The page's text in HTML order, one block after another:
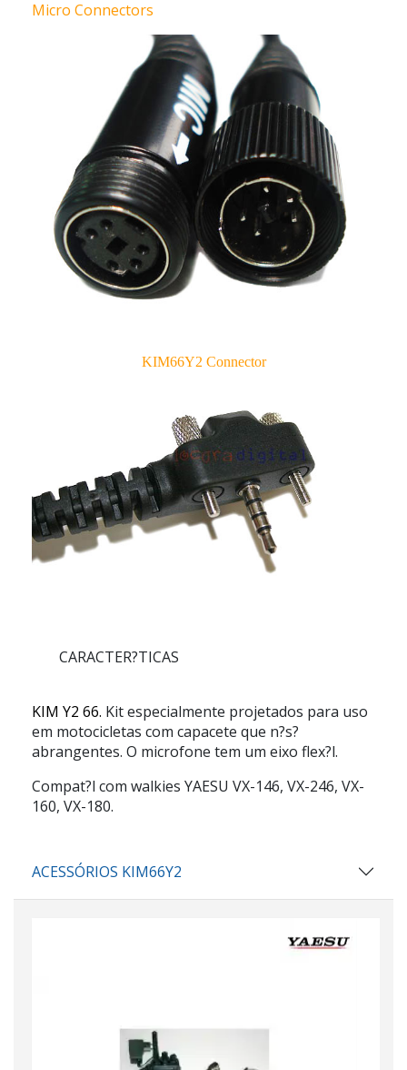
Micro Connectors
KIM66Y2 Connector
CARACTER?TICAS
KIM Y2 66. Kit especialmente projetados para uso
em motocicletas com capacete que n?s?
abrangentes. O microfone tem um eixo flex?l.
Compat?l com walkies YAESU VX-146, VX-246, VX-
160, VX-180.
ACESSÓRIOS KIM66Y2